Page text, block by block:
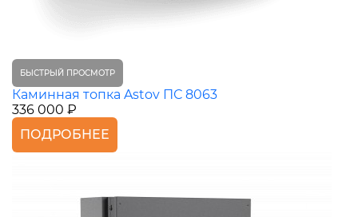
БЫСТРЫЙ ПРОСМОТР
Каминная топка Astov ПС 8063
336 000 ₽
ПОДРОБНЕЕ